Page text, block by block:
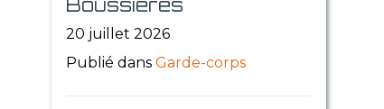
Boussières
20 juillet 2026
Publié dans Garde-corps